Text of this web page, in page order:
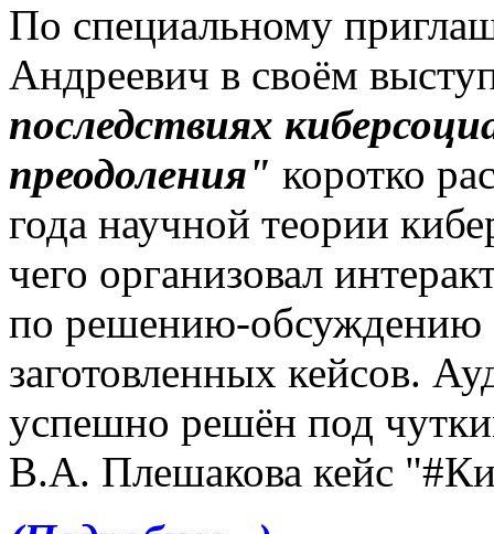
По специальному
Андреевич в своём
последствиях
преодоления" коротко
года научной теории
чего организовал
по решению-обсуждению
заготовленных кейсов.
успешно решён под
В.А. Плешакова кейс